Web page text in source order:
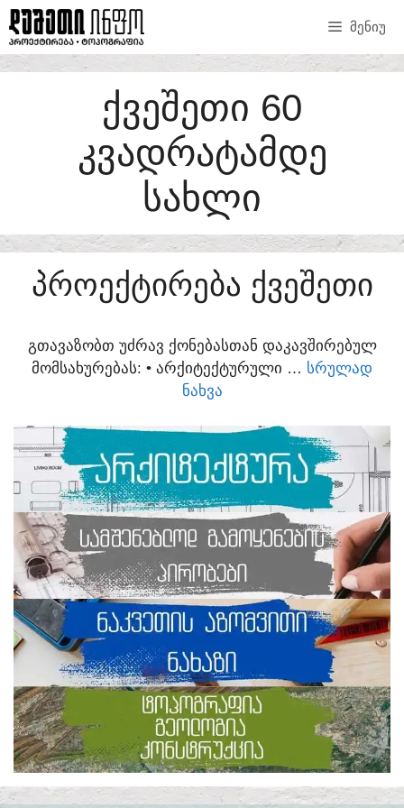
SKIP
TO
CONTENT
ᲛᲔᲜᲘᲣ
ᲥᲕᲔᲨᲔᲗᲘ 60
ᲙᲕᲐᲓᲠᲐᲢᲐᲛᲓᲔ
ᲡᲐᲮᲚᲘ
ᲞᲠᲝᲔᲥᲢᲘᲠᲔᲑᲐ ᲥᲕᲔᲨᲔᲗᲘ
ᲒᲗᲐᲕᲐᲖᲝᲑᲗ ᲣᲫᲠᲐᲕ ᲥᲝᲜᲔᲑᲐᲡᲗᲐᲜ ᲓᲐᲙᲐᲕᲨᲘᲠᲔᲑᲣᲚ
ᲛᲝᲛᲡᲐᲮᲣᲠᲔᲑᲐᲡ:​ • ᲐᲠᲥᲘᲢᲔᲥᲢᲣᲠᲣᲚᲘ … ᲡᲠᲣᲚᲐᲓ
ᲜᲐᲮᲕᲐ